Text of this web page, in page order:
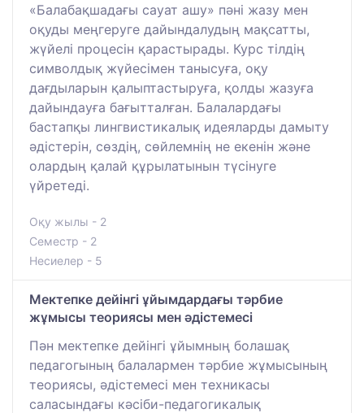
«Балабақшадағы сауат ашу» пәні жазу мен
оқуды меңгеруге дайындалудың мақсатты,
жүйелі процесін қарастырады. Курс тілдің
символдық жүйесімен танысуға, оқу
дағдыларын қалыптастыруға, қолды жазуға
дайындауға бағытталған. Балалардағы
бастапқы лингвистикалық идеяларды дамыту
әдістерін, сөздің, сөйлемнің не екенін және
олардың қалай құрылатынын түсінуге
үйретеді.
Оқу жылы - 2
Семестр - 2
Несиелер - 5
Мектепке дейінгі ұйымдардағы тәрбие
жұмысы теориясы мен әдістемесі
Пән мектепке дейінгі ұйымның болашақ
педагогының балалармен тәрбие жұмысының
теориясы, әдістемесі мен техникасы
саласындағы кәсіби-педагогикалық